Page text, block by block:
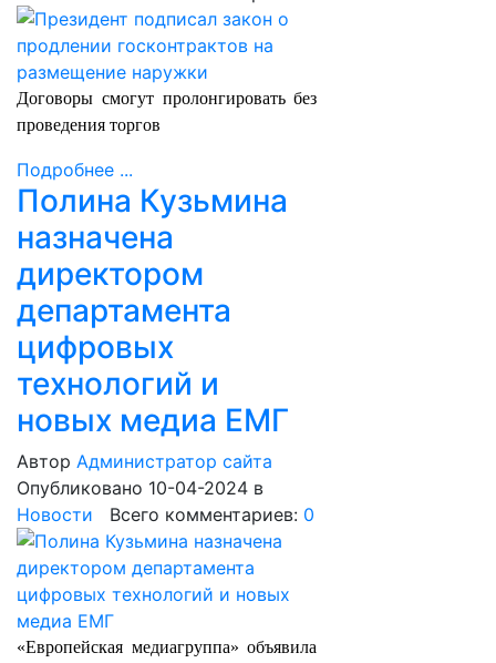
Договоры смогут пролонгировать без
проведения торгов
Подробнее ...
Полина Кузьмина
назначена
директором
департамента
цифровых
технологий и
новых медиа ЕМГ
Автор Администратор сайта
Опубликовано 10-04-2024 в
Новости Всего комментариев: 0
«Европейская медиагруппа» объявила